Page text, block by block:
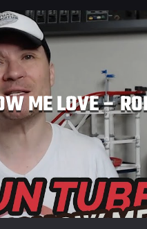
ME LOVE –